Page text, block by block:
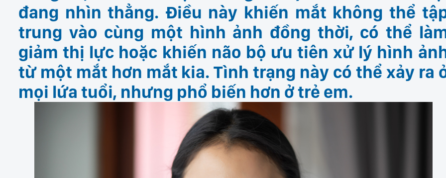
đang nhìn thẳng. Điều này khiến mắt không thể
trung vào cùng một hình ảnh đồng thời, có thể
giảm thị lực hoặc khiến não bộ ưu tiên xử lý hình
từ một mắt hơn mắt kia. Tình trạng này có thể xảy ra
mọi lứa tuổi, nhưng phổ biến hơn ở trẻ em.